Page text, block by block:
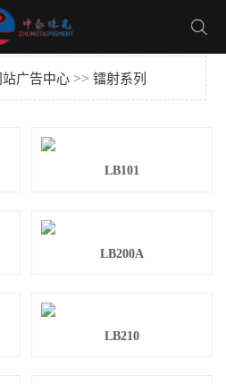
版,花季传媒安装网站
广告中心 >>镭射系列
LB101
LB200A
LB210